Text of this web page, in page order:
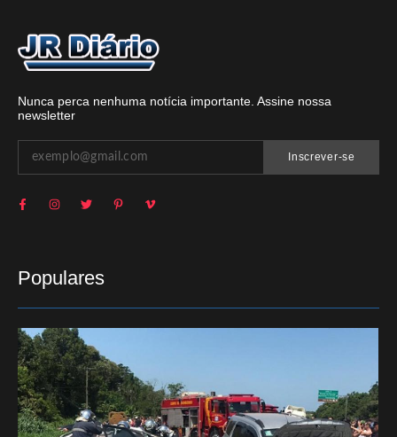
Nunca perca nenhuma notícia importante. Assine nossa
newsletter
Inscrever-se
Populares